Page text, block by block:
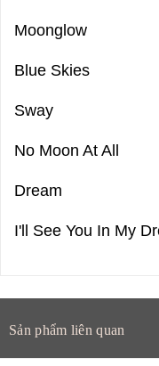
Moonglow
Blue Skies
Sway
No Moon At All
Dream
I'll See You In My
Sản phẩm liên quan